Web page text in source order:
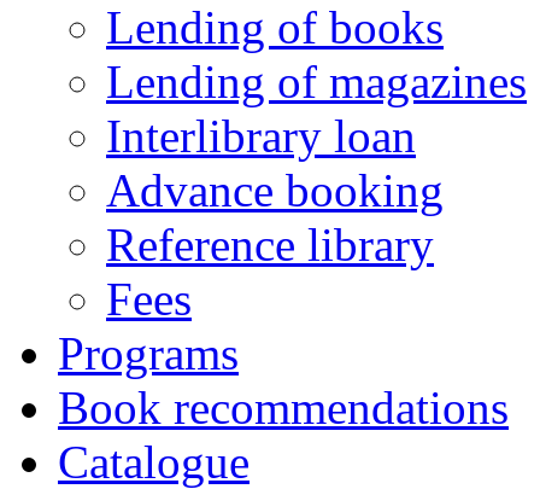
Lending of books
Lending of magazines
Interlibrary loan
Advance booking
Reference library
Fees
Programs
Book recommendations
Catalogue